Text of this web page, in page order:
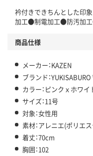
衿付きできちんとした印
加工●制電加工●防汚加
商品仕様
メーカー：KAZEN
ブランド：
カラー：ピンクｘホワイ
サイズ：11号
対象：女性用
素材：アレニエ(ポリエ
着丈：70cm
胸囲：102